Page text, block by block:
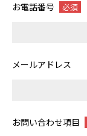
お電話番号 必須
メールアドレス
お問い合わせ項目